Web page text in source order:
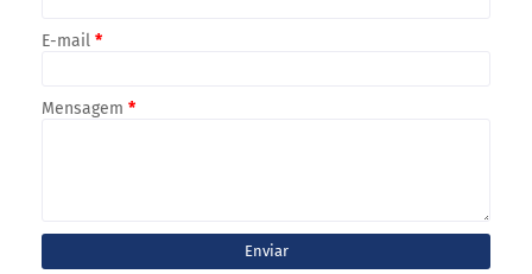
E-mail *
Mensagem *